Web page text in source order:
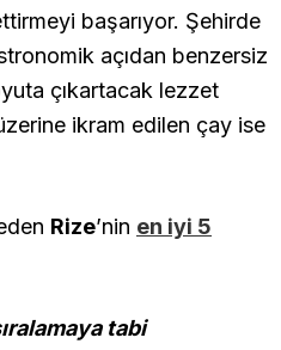
başarıyor. Şehirde
açıdan benzersiz
çıkartacak lezzet
ikram edilen çay ise
Rize’nin en iyi 5
tabi